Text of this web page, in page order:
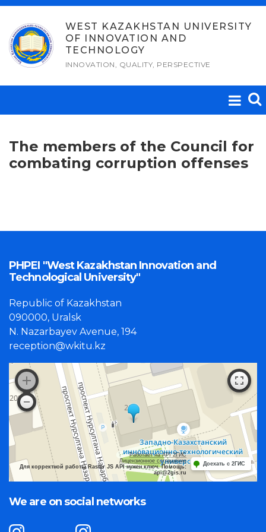
Skip
content
WEST KAZAKHSTAN UNIVERSITY
OF INNOVATION AND
TECHNOLOGY
INNOVATION, QUALITY, PERSPECTIVE
The members of the Council for
combating corruption offenses
PHPEI "West Kazakhstan Innovation and
Technological University"
Republic of Kazakhstan
090000, Uralsk
N. Nazarbayev Avenue, 194
reception@wkitu.kz
Работает на API 2ГИС
Лицензионное соглашение
Для корректной работы Raster JS API нужен ключ. Помощь:
api@2gis.ru
Доехать с 2ГИС
We are on social networks